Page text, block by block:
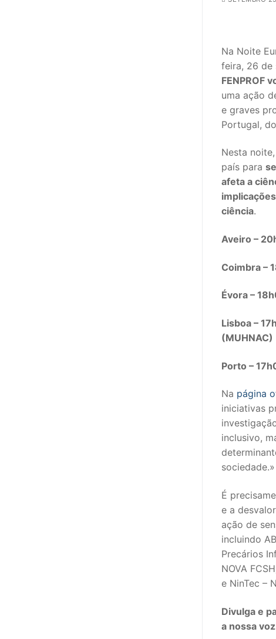
sindicalização
Legislação
Sectores
PRÉ-ESCOLAR
2º/3º CEB /
ENSINO
EDUCAÇÃO
PARTICULAR /
PROFESSORES
Formação
Área de Sócios
Revista Intervir
Contactos
Na Noite
feira, 26 de
FENPROF
uma ação
e graves
Portugal,
Nesta
país para
afeta a
ciência.
Aveiro –
Coimbra –
Évora –
Lisboa –
(MUHNAC)
Porto –
Na página
iniciativas
inclusivo,
sociedade.»
É
e a
ação de
incluindo
Precários
NOVA
e NinTec –
Divulga e
a nossa